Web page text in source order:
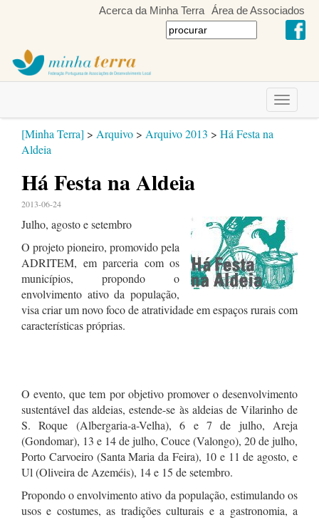
Acerca da Minha Terra Área de Associados
Toggle
[Minha Terra] > Arquivo > Arquivo 2013 > Há Festa na
Aldeia
Há Festa na Aldeia
2013-06-24
Julho, agosto e setembro
O projeto pioneiro, promovido pela
ADRITEM, em parceria com os
municípios, propondo o
envolvimento ativo da população,
visa criar um novo foco de atratividade em espaços rurais com
características próprias.
O evento, que tem por objetivo promover o desenvolvimento
sustentável das aldeias, estende-se às aldeias de Vilarinho de
S. Roque (Albergaria-a-Velha), 6 e 7 de julho, Areja
(Gondomar), 13 e 14 de julho, Couce (Valongo), 20 de julho,
Porto Carvoeiro (Santa Maria da Feira), 10 e 11 de agosto, e
Ul (Oliveira de Azeméis), 14 e 15 de setembro.
Propondo o envolvimento ativo da população, estimulando os
usos e costumes, as tradições culturais e a gastronomia, a